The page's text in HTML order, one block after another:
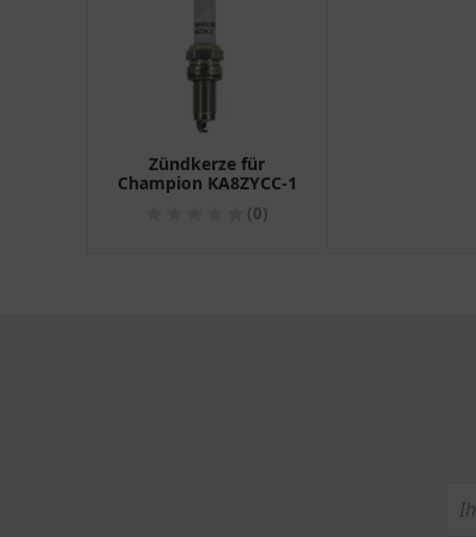
Zündkerze für
Champion KA8ZYCC-1
(0)